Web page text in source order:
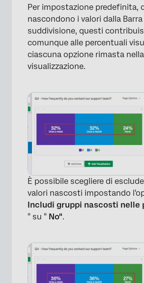
Per impostazione predefinita,
nascondono i valori dalla Barra
suddivisione, questi
comunque alle percentuali
ciascuna opzione rimasta nella
visualizzazione.
È possibile scegliere di
valori nascosti impostando
Includi gruppi nascosti nelle
" su " No".